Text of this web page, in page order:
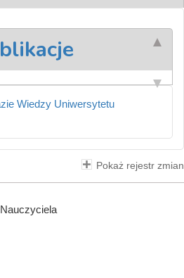
Wiedzy Uniwersytetu
Pokaż rejestr zmian